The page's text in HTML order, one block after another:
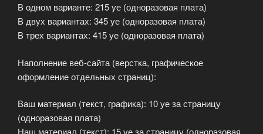
В одном варианте: 215 уе (одноразовая плата)
В двух вариантах: 345 уе (одноразовая плата)
В трех вариантах: 415 уе (одноразовая плата)
Наполнение веб-сайта (верстка, графическое
оформление отдельных страниц):
Ваш материал (текст, графика): 10 уе за страницу
(одноразовая плата)
Наш материал (текст): 15 уе за страницу (одноразовая